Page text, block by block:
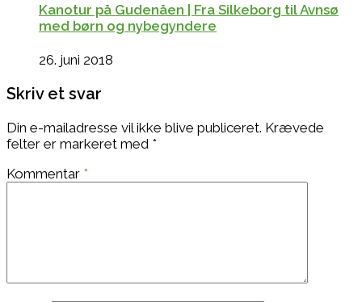
Kanotur på Gudenåen | Fra Silkeborg til Avnsø
med børn og nybegyndere
26. juni 2018
Skriv et svar
Din e-mailadresse vil ikke blive publiceret. Krævede
felter er markeret med *
Kommentar *